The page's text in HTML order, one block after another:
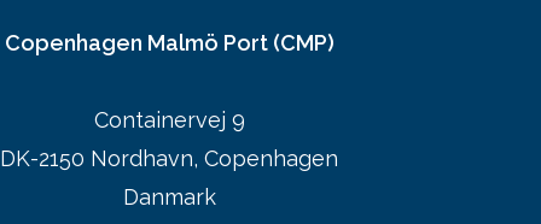
Copenhagen Malmö Port (CMP)
Containervej 9
DK-2150 Nordhavn, Copenhagen
Danmark